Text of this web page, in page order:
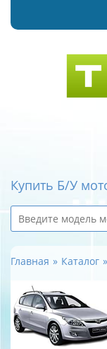
Купить Б/У
Главная Каталог